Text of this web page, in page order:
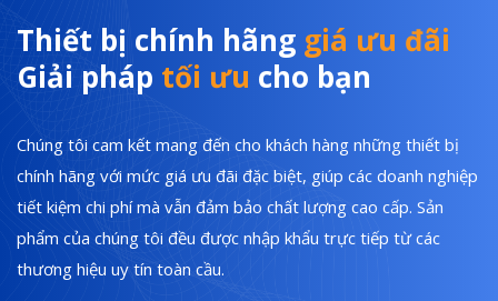
Thiết bị chính hãng giá ưu đãi
Giải pháp tối ưu cho bạn
Chúng tôi cam kết mang đến cho khách hàng những thiết bị
chính hãng với mức giá ưu đãi đặc biệt, giúp các doanh nghiệp
tiết kiệm chi phí mà vẫn đảm bảo chất lượng cao cấp. Sản
phẩm của chúng tôi đều được nhập khẩu trực tiếp từ các
thương hiệu uy tín toàn cầu.